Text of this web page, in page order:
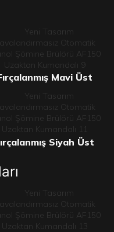
Mavi Üst
Siyah Üst